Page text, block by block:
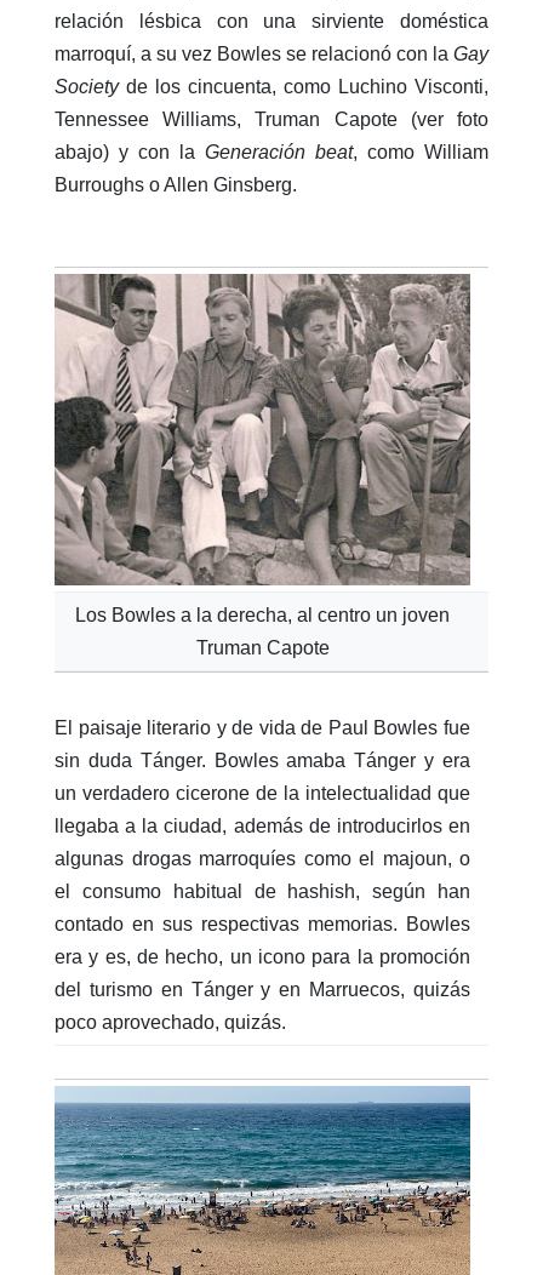
relación lésbica con una sirviente doméstica
marroquí, a su vez Bowles se relacionó con la Gay
Societyde los cincuenta, como Luchino Visconti,
Tennessee Williams, Truman Capote (ver foto
abajo) y con la Generación beat, como William
Burroughs o Allen Ginsberg.
Los Bowles a la derecha, al centro un joven
Truman Capote
El paisaje literario y de vida de Paul Bowles fue
sin duda Tánger. Bowles amaba Tánger y era
un verdadero cicerone de la intelectualidad que
llegaba a la ciudad, además de introducirlos en
algunas drogas marroquíes como el majoun, o
el consumo habitual de hashish, según han
contado en sus respectivas memorias. Bowles
era y es, de hecho, un icono para la promoción
del turismo en Tánger y en Marruecos, quizás
poco aprovechado, quizás.